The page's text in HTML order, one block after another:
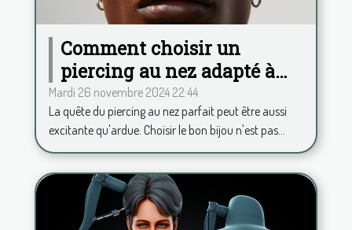
Comment choisir un
piercing au nez adapté à
votre type de peau ?
Mardi 26 novembre 2024 22:44
La quête du piercing au nez parfait peut être aussi
excitante qu'ardue. Choisir le bon bijou n'est pas...